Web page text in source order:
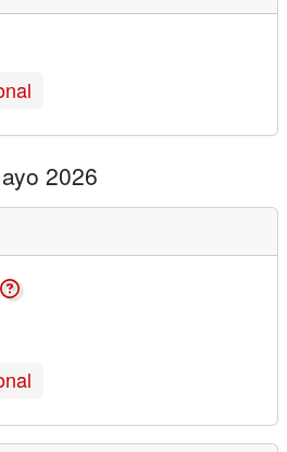
2026